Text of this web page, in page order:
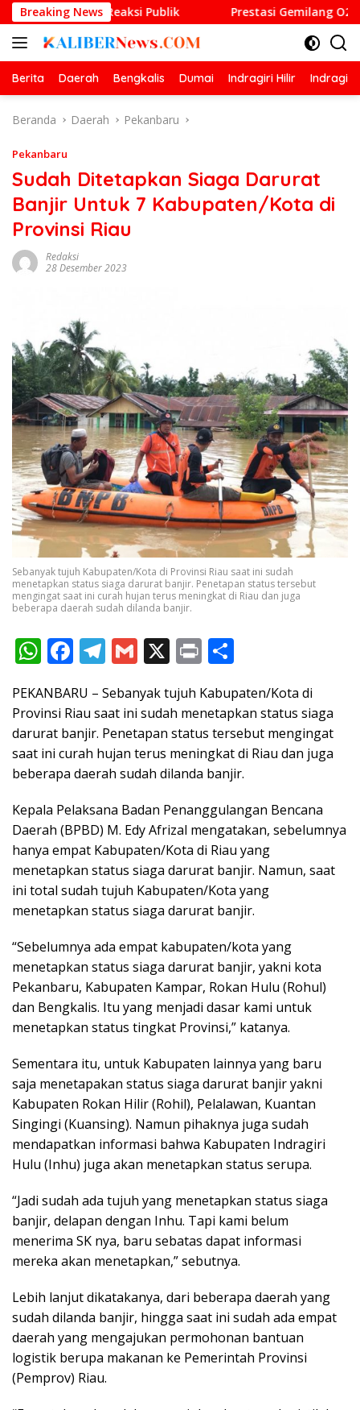
Langsung
ke
konten
Breaking News
Reaksi Publik Prestasi Gemilang O2SN, UPT SMP
Berita Daerah Bengkalis Dumai Indragiri Hilir Indragiri
Beranda Daerah Pekanbaru
Pekanbaru
Sudah Ditetapkan Siaga Darurat
Banjir Untuk 7 Kabupaten/Kota di
Provinsi Riau
Redaksi
28 Desember 2023
Sebanyak tujuh Kabupaten/Kota di Provinsi Riau saat ini sudah
menetapkan status siaga darurat banjir. Penetapan status tersebut
mengingat saat ini curah hujan terus meningkat di Riau dan juga
beberapa daerah sudah dilanda banjir.
W
at
s
A
p
p
F
e
b
o
o
k
T
e
gr
a
m
G
ai
l
X Pr
t ar
e
PEKANBARU – Sebanyak tujuh Kabupaten/Kota di
Provinsi Riau saat ini sudah menetapkan status siaga
darurat banjir. Penetapan status tersebut mengingat
saat ini curah hujan terus meningkat di Riau dan juga
beberapa daerah sudah dilanda banjir.
Kepala Pelaksana Badan Penanggulangan Bencana
Daerah (BPBD) M. Edy Afrizal mengatakan, sebelumnya
hanya empat Kabupaten/Kota di Riau yang
menetapkan status siaga darurat banjir. Namun, saat
ini total sudah tujuh Kabupaten/Kota yang
menetapkan status siaga darurat banjir.
“Sebelumnya ada empat kabupaten/kota yang
menetapkan status siaga darurat banjir, yakni kota
Pekanbaru, Kabupaten Kampar, Rokan Hulu (Rohul)
dan Bengkalis. Itu yang menjadi dasar kami untuk
menetapkan status tingkat Provinsi,” katanya.
Sementara itu, untuk Kabupaten lainnya yang baru
saja menetapakan status siaga darurat banjir yakni
Kabupaten Rokan Hilir (Rohil), Pelalawan, Kuantan
Singingi (Kuansing). Namun pihaknya juga sudah
mendapatkan informasi bahwa Kabupaten Indragiri
Hulu (Inhu) juga akan menetapkan status serupa.
“Jadi sudah ada tujuh yang menetapkan status siaga
banjir, delapan dengan Inhu. Tapi kami belum
menerima SK nya, baru sebatas dapat informasi
mereka akan menetapkan,” sebutnya.
Lebih lanjut dikatakanya, dari beberapa daerah yang
sudah dilanda banjir, hingga saat ini sudah ada empat
daerah yang mengajukan permohonan bantuan
logistik berupa makanan ke Pemerintah Provinsi
(Pemprov) Riau.